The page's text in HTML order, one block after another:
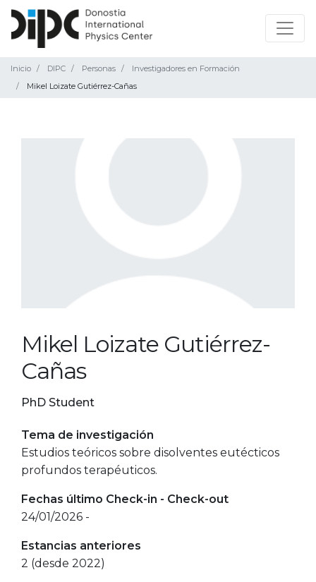
Inicio DIPC Personas
Investigadores en Formación
Mikel Loizate Gutiérrez-Cañas
Mikel Loizate Gutiérrez-
Cañas
PhD Student
Tema de investigación
Estudios teóricos sobre disolventes eutécticos
profundos terapéuticos.
Fechas último Check-in - Check-out
24/01/2026 -
Estancias anteriores
2 (desde 2022)